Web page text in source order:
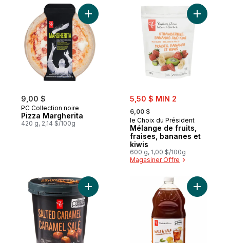
9,00 $
PC Collection noire
Pizza Margherita
420 g, 2,14 $/100g
Ajouter Pizza Margherita au panier
sale:
5,50 $ MIN 2
, formerly:
6,00 $
le Choix du Président
Mélange de fruits,
fraises, bananes et
kiwis
600 g, 1,00 $/100g
Magasiner Offre
Ajouter Crème-glacée très haut deAjouter